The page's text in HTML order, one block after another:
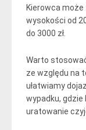
Kierowca
wysokości od
do 3000 zł.
Warto
ze względu na
ułatwiamy
wypadku, gdzie
uratowanie